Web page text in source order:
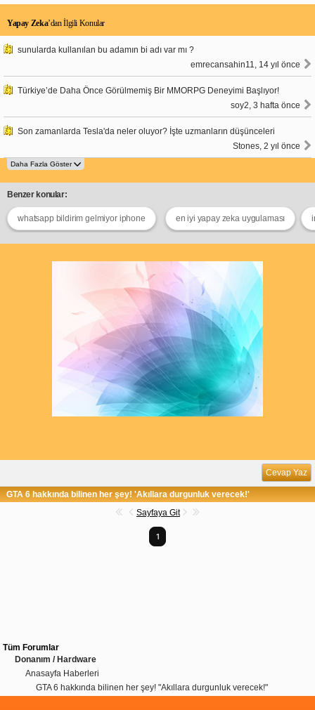
Yapay Zeka’dan İlgili Konular
sunularda kullanılan bu adamın bi adı var mı ?
emrecansahin11, 14 yıl önce
Türkiye’de Daha Önce Görülmemiş Bir MMORPG Deneyimi Başlıyor!
soy2, 3 hafta önce
Son zamanlarda Tesla'da neler oluyor? İşte uzmanların düşünceleri
Stones, 2 yıl önce
Benzer konular:
whatsapp bildirim gelmiyor iphone en iyi yapay zeka uygulaması
Cevap Yaz
GTA 6 hakkında bilinen her şey! 'Akıllara durgunluk verecek!'
Sayfaya Git
1
Tüm Forumlar
Donanım / Hardware
Anasayfa Haberleri
GTA 6 hakkında bilinen her şey! "Akıllara durgunluk verecek!"